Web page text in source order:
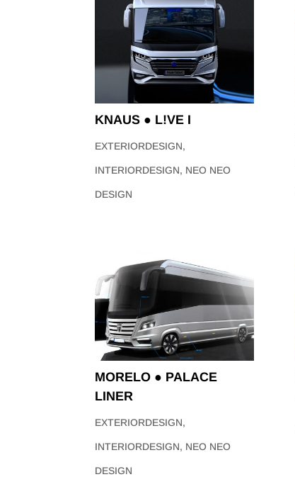
KNAUS ● L!VE I
EXTERIORDESIGN,
INTERIORDESIGN, NEO NEO
DESIGN
MORELO ● PALACE
LINER
EXTERIORDESIGN,
INTERIORDESIGN, NEO NEO
DESIGN